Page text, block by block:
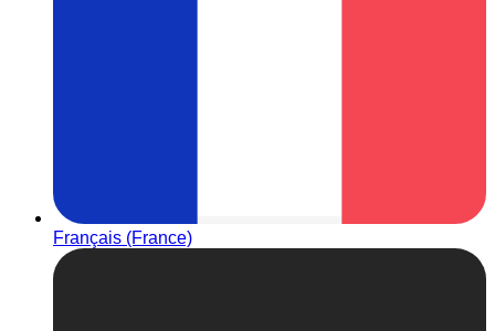
Français (France)